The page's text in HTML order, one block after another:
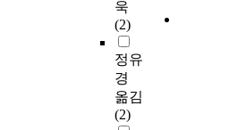
욱
(2)
정유
경
옮김
(2)